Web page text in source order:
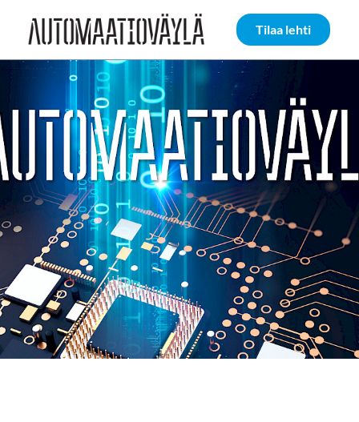
Siirry sivun sisältöön
Tilaa lehti